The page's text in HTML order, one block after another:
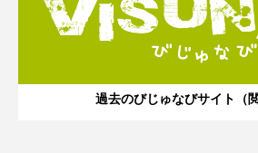
過去のびじゅなびサイト（